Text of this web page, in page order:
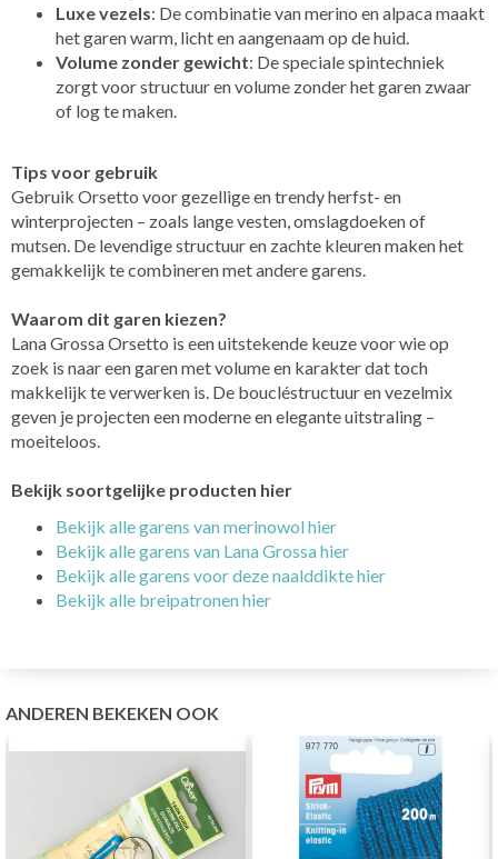
Luxe vezels: De combinatie van merino en alpaca maakt
het garen warm, licht en aangenaam op de huid.
Volume zonder gewicht: De speciale spintechniek
zorgt voor structuur en volume zonder het garen zwaar
of log te maken.
Tips voor gebruik
Gebruik Orsetto voor gezellige en trendy herfst- en
winterprojecten – zoals lange vesten, omslagdoeken of
mutsen. De levendige structuur en zachte kleuren maken het
gemakkelijk te combineren met andere garens.
Waarom dit garen kiezen?
Lana Grossa Orsetto is een uitstekende keuze voor wie op
zoek is naar een garen met volume en karakter dat toch
makkelijk te verwerken is. De boucléstructuur en vezelmix
geven je projecten een moderne en elegante uitstraling –
moeiteloos.
Bekijk soortgelijke producten hier
Bekijk alle garens van merinowol hier
Bekijk alle garens van Lana Grossa hier
Bekijk alle garens voor deze naalddikte hier
Bekijk alle breipatronen hier
ANDEREN BEKEKEN OOK